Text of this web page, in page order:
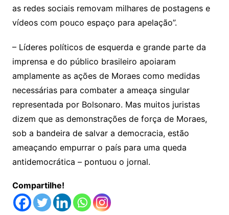
as redes sociais removam milhares de postagens e
vídeos com pouco espaço para apelação”.
– Líderes políticos de esquerda e grande parte da
imprensa e do público brasileiro apoiaram
amplamente as ações de Moraes como medidas
necessárias para combater a ameaça singular
representada por Bolsonaro. Mas muitos juristas
dizem que as demonstrações de força de Moraes,
sob a bandeira de salvar a democracia, estão
ameaçando empurrar o país para uma queda
antidemocrática – pontuou o jornal.
Compartilhe!